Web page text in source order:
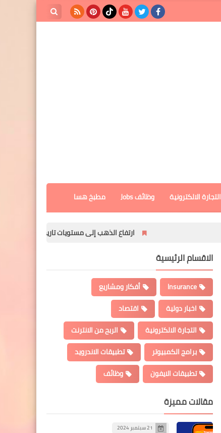
التجارة الالكترونية وظائف Jobs مطبخ هسا
ارتفاع الذهب إلى مستويات تاريخية بعد فرض الرسوم
الاقسام الرئيسية
Insurance
أفكار ومشاريع
اخبار دولية
اقتصاد
التجارة الالكترونية
الربح من الانترنت
برامج الكمبيوتر
تطبيقات الاندرويد
تطبيقات الايفون
وظائف
مقالات مميزة
21 سبتمبر 2024